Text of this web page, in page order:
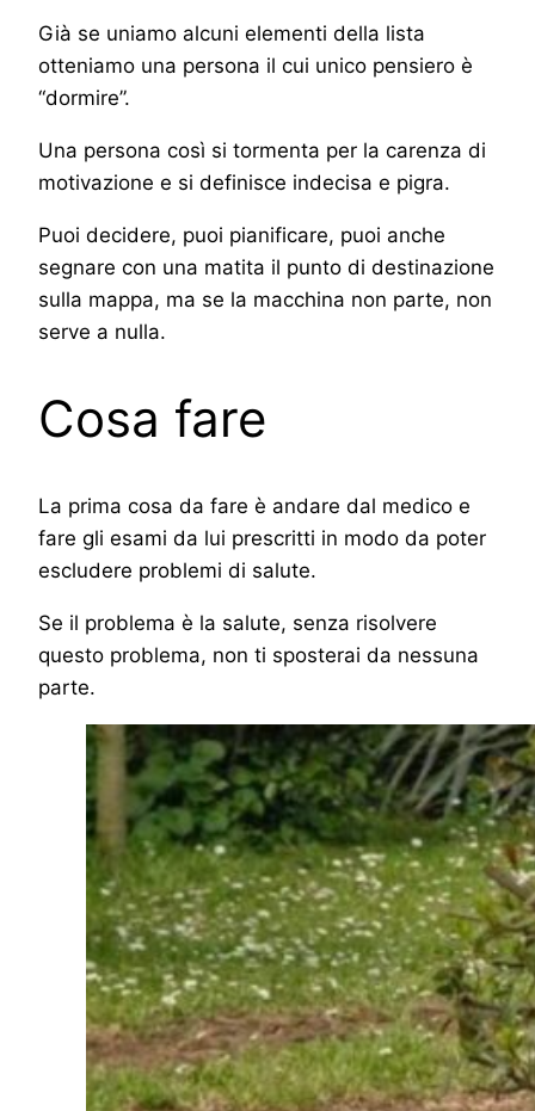
Già se uniamo alcuni elementi della lista
otteniamo una persona il cui unico pensiero è
“dormire”.
Una persona così si tormenta per la carenza di
motivazione e si definisce indecisa e pigra.
Puoi decidere, puoi pianificare, puoi anche
segnare con una matita il punto di destinazione
sulla mappa, ma se la macchina non parte, non
serve a nulla.
Cosa fare
La prima cosa da fare è andare dal medico e
fare gli esami da lui prescritti in modo da poter
escludere problemi di salute.
Se il problema è la salute, senza risolvere
questo problema, non ti sposterai da nessuna
parte.